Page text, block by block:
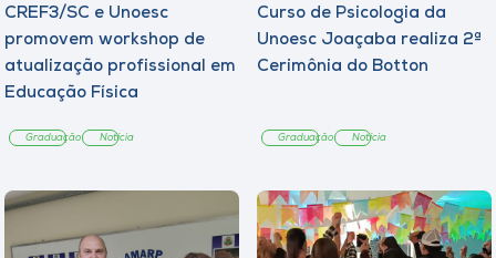
CREF3/SC e Unoesc
promovem workshop de
atualização profissional em
Educação Física
Graduação Notícia
Curso de Psicologia da
Unoesc Joaçaba realiza 2ª
Cerimônia do Botton
Graduação Notícia